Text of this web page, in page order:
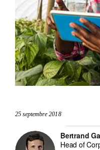
25 septembre 2018
Bertrand
Head of